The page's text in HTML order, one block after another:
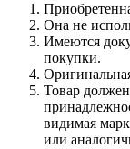
Она не
Имеются
покупки.
Товар
видимая
или